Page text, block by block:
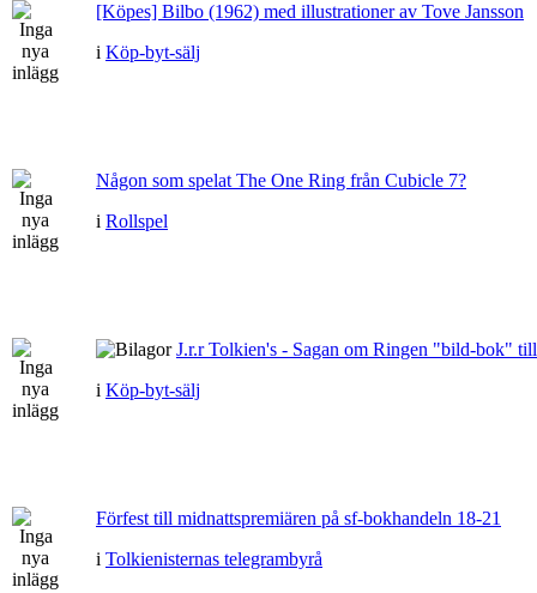
[Köpes] Bilbo (1962) med illustrationer av Tove Jansson
i Köp-byt-sälj
Någon som spelat The One Ring från Cubicle 7?
i Rollspel
J.r.r Tolkien's - Sagan om Ringen "bild-bok"
i Köp-byt-sälj
Förfest till midnattspremiären på sf-bokhandeln 18-21
i Tolkienisternas telegrambyrå